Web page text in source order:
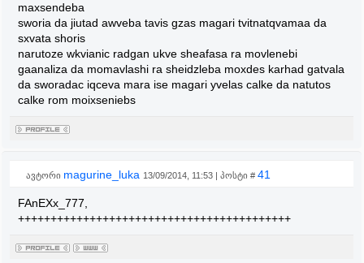
maxsendeba
sworia da jiutad awveba tavis gzas magari tvitnatqvamaa da
sxvata shoris
narutoze wkvianic radgan ukve sheafasa ra movlenebi
gaanaliza da momavlashi ra sheidzleba moxdes karhad gatvala
da sworadac iqceva mara ise magari yvelas calke da natutos
calke rom moixseniebs
ავტორი magurine_luka 13/09/2014, 11:53 | პოსტი # 41
FAnEXx_777,
++++++++++++++++++++++++++++++++++++++++++